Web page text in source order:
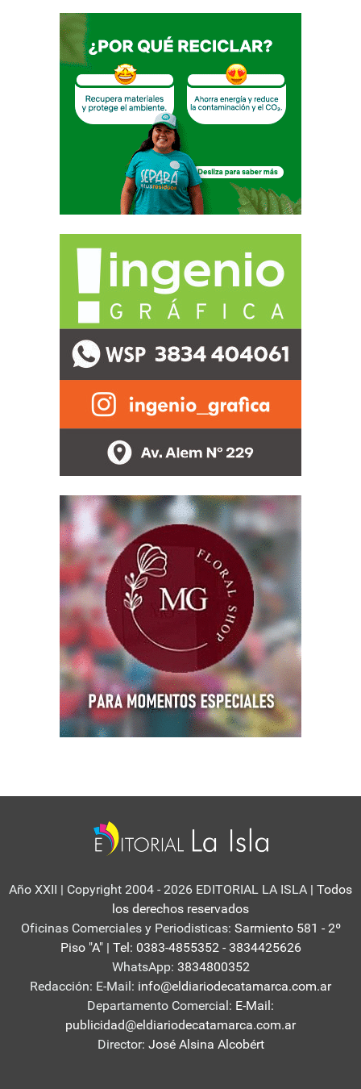
Año XXII | Copyright 2004 - 2026 EDITORIAL LA ISLA | Todos
los derechos reservados
Oficinas Comerciales y Periodisticas: Sarmiento 581 - 2º
Piso "A" | Tel: 0383-4855352 - 3834425626
WhatsApp: 3834800352
Redacción: E-Mail: info@eldiariodecatamarca.com.ar
Departamento Comercial: E-Mail:
publicidad@eldiariodecatamarca.com.ar
Director: José Alsina Alcobért